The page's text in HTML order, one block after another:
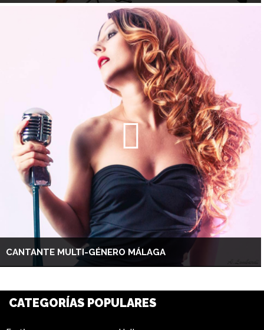
CANTANTE MULTI-GÉNERO MÁLAGA
CATEGORÍAS POPULARES